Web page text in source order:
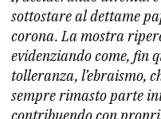
sottostare al dettame
corona. La mostra
evidenziando come, fin
tolleranza, l’ebraismo,
sempre rimasto parte